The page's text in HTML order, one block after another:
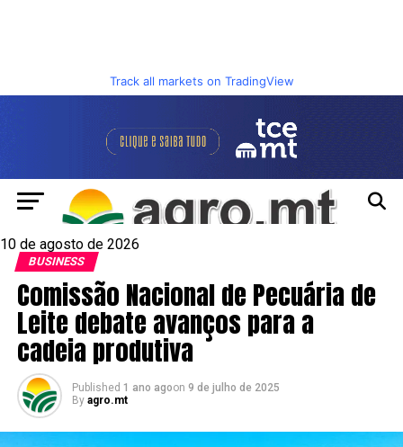
Track all markets on TradingView
10 de agosto de 2026
BUSINESS
Comissão Nacional de Pecuária de
Leite debate avanços para a
cadeia produtiva
Published 1 ano agoon 9 de julho de 2025
By agro.mt